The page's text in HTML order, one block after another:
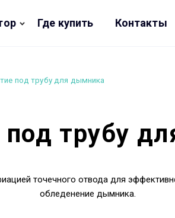
Где купить Контакты
под трубу для дымника
под трубу
точечного отвода для
обледенение дымника.